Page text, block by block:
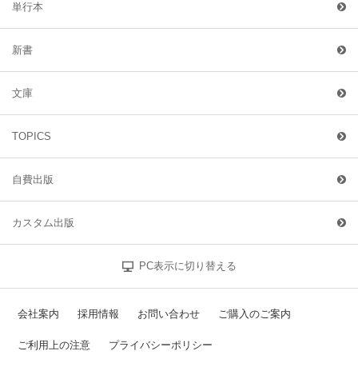
単行本
新書
文庫
TOPICS
自費出版
カスタム出版
PC表示に切り替える
会社案内 採用情報 お問い合わせ ご購入のご案内
ご利用上の注意 プライバシーポリシー